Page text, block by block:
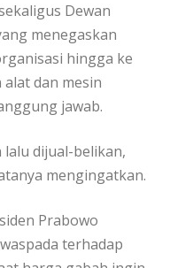
Dewan
menegaskan
hingga ke
dan mesin
jawab.
lalu dijual-belikan,
mengingatkan.
Prabowo
terhadap